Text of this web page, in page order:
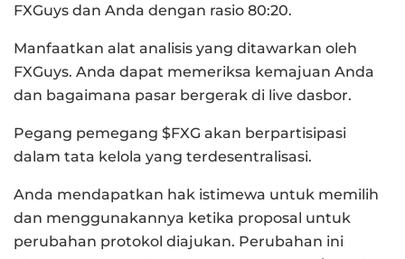
FXGuys dan Anda dengan rasio 80:20.
Manfaatkan alat analisis yang ditawarkan oleh
FXGuys. Anda dapat memeriksa kemajuan Anda
dan bagaimana pasar bergerak di live dasbor.
Pegang pemegang $FXG akan berpartisipasi
dalam tata kelola yang terdesentralisasi.
Anda mendapatkan hak istimewa untuk memilih
dan menggunakannya ketika proposal untuk
perubahan protokol diajukan. Perubahan ini